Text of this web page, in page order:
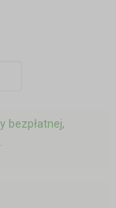
bezpłatnej,
.